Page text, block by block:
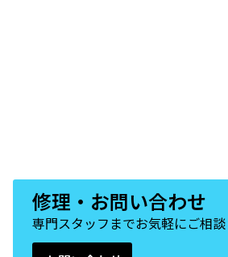
修理・お問い合わせ
専門スタッフまでお気軽にご相